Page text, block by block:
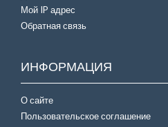
Мой IP адрес
Обратная связь
ИНФОРМАЦИЯ
О сайте
Пользовательское соглашение